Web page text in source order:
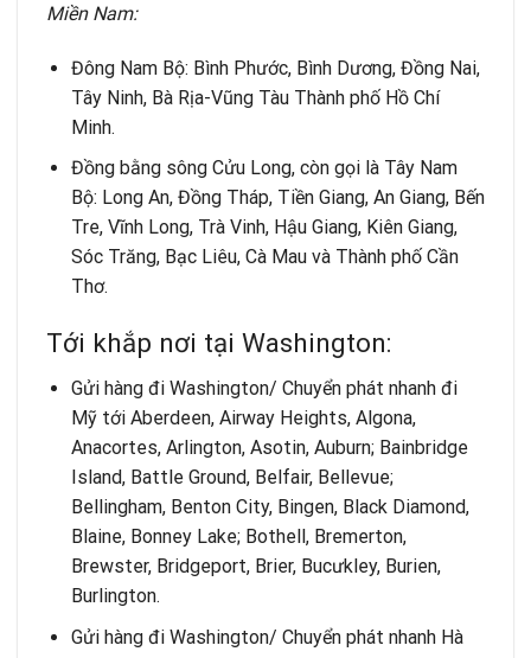
Miền Nam:
Đông Nam Bộ: Bình Phước, Bình Dương, Đồng Nai,
Tây Ninh, Bà Rịa-Vũng Tàu Thành phố Hồ Chí
Minh.
Đồng bằng sông Cửu Long, còn gọi là Tây Nam
Bộ: Long An, Đồng Tháp, Tiền Giang, An Giang, Bến
Tre, Vĩnh Long, Trà Vinh, Hậu Giang, Kiên Giang,
Sóc Trăng, Bạc Liêu, Cà Mau và Thành phố Cần
Thơ.
Tới khắp nơi tại Washington:
Gửi hàng đi Washington/ Chuyển phát nhanh đi
Mỹ tới Aberdeen, Airway Heights, Algona,
Anacortes, Arlington, Asotin, Auburn; Bainbridge
Island, Battle Ground, Belfair, Bellevue;
Bellingham, Benton City, Bingen, Black Diamond,
Blaine, Bonney Lake; Bothell, Bremerton,
Brewster, Bridgeport, Brier, Bucưkley, Burien,
Burlington.
Gửi hàng đi Washington/ Chuyển phát nhanh Hà